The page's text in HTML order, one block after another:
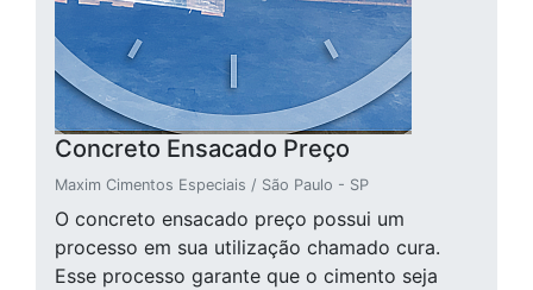
Concreto Ensacado Preço
Maxim Cimentos Especiais / São Paulo - SP
O concreto ensacado preço possui um
processo em sua utilização chamado cura.
Esse processo garante que o cimento seja